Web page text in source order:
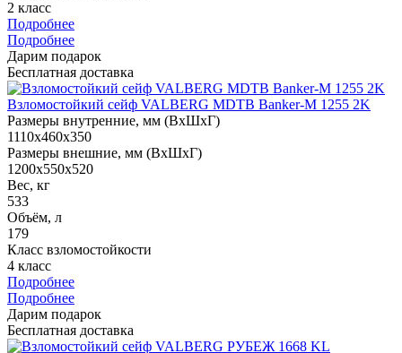
2 класс
Подробнее
Подробнее
Дарим подарок
Бесплатная доставка
Взломостойкий сейф VALBERG MDTB Banker-M 1255 2K
Размеры внутренние, мм (ВхШхГ)
1110x460x350
Размеры внешние, мм (ВхШхГ)
1200x550x520
Вес, кг
533
Объём, л
179
Класс взломостойкости
4 класс
Подробнее
Подробнее
Дарим подарок
Бесплатная доставка